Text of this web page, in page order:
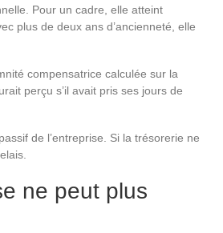
Pour un cadre, elle atteint
plus de deux ans d’ancienneté, elle
compensatrice calculée sur la
perçu s’il avait pris ses jours de
de l’entreprise. Si la trésorerie ne
ne peut plus